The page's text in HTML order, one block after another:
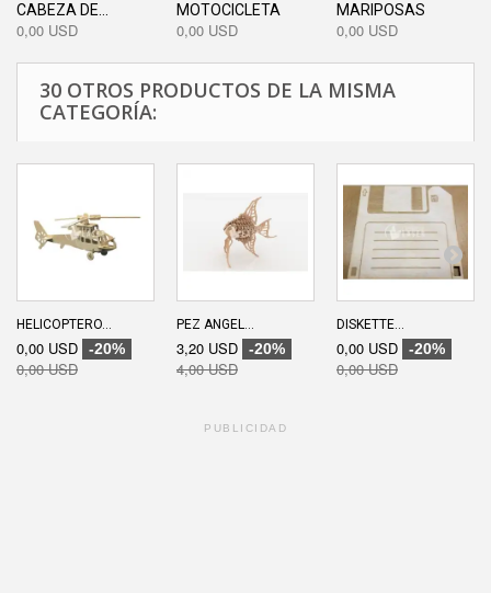
CABEZA DE...
0,00 USD
MOTOCICLETA
0,00 USD
MARIPOSAS
0,00 USD
30 OTROS PRODUCTOS DE LA MISMA
CATEGORÍA:
HELICOPTERO...
0,00 USD -20%
0,00 USD
PEZ ANGEL...
3,20 USD -20%
4,00 USD
DISKETTE...
0,00 USD -20%
0,00 USD
PUBLICIDAD